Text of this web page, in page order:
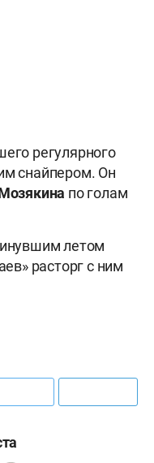
регулярного
снайпером. Он
по голам
летом
расторг с ним